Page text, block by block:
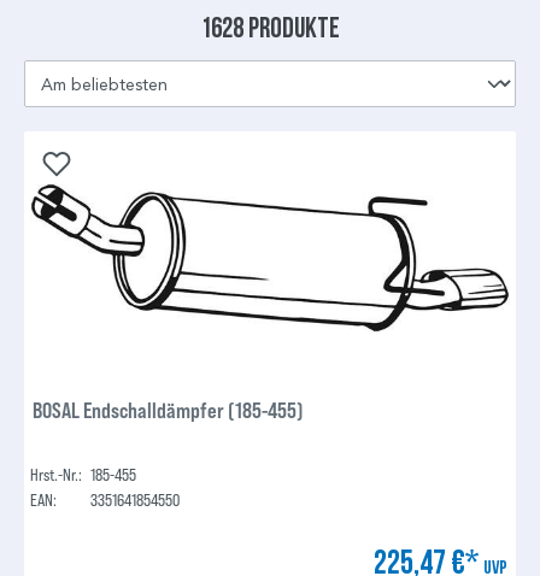
1628 Produkte
BOSAL Endschalldämpfer (185-455)
Hrst.-Nr.: 185-455
EAN:
3351641854550
225,47 €* UVP